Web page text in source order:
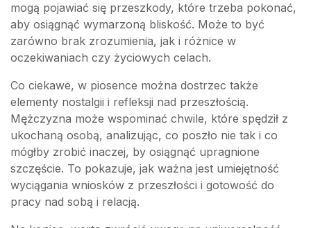
mogą pojawiać się przeszkody, które trzeba pokonać,
aby osiągnąć wymarzoną bliskość. Może to być
zarówno brak zrozumienia, jak i różnice w
oczekiwaniach czy życiowych celach.
Co ciekawe, w piosence można dostrzec także
elementy nostalgii i refleksji nad przeszłością.
Mężczyzna może wspominać chwile, które spędził z
ukochaną osobą, analizując, co poszło nie tak i co
mógłby zrobić inaczej, by osiągnąć upragnione
szczęście. To pokazuje, jak ważna jest umiejętność
wyciągania wniosków z przeszłości i gotowość do
pracy nad sobą i relacją.